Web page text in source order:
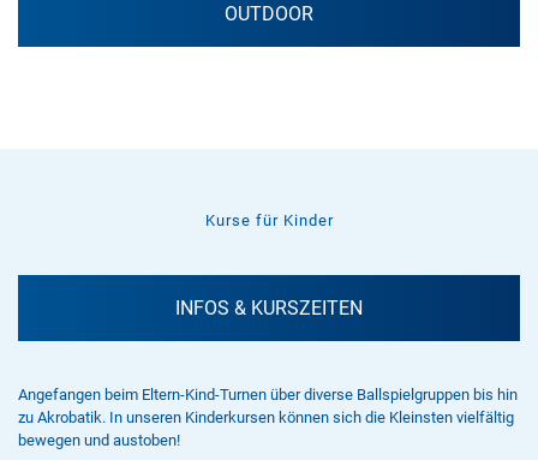
OUTDOOR
Kurse für Kinder
INFOS & KURSZEITEN
Angefangen beim Eltern-Kind-Turnen über diverse Ballspielgruppen bis hin
zu Akrobatik. In unseren Kinderkursen können sich die Kleinsten vielfältig
bewegen und austoben!